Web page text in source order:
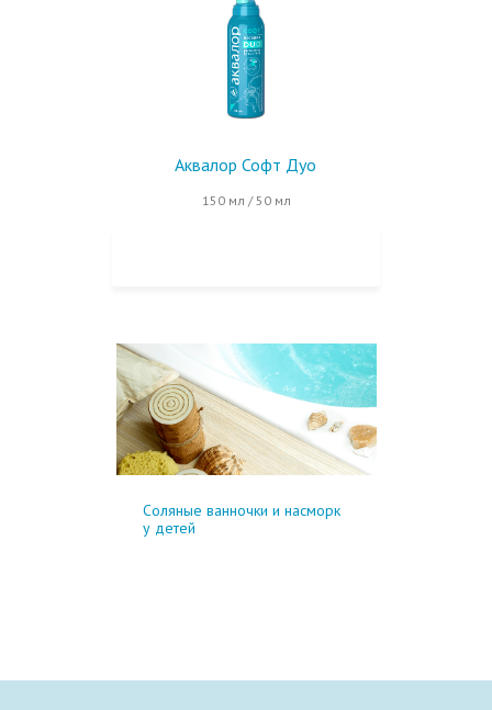
Аквалор Софт Дуо
150 мл / 50 мл
Соляные ванночки и насморк
у детей